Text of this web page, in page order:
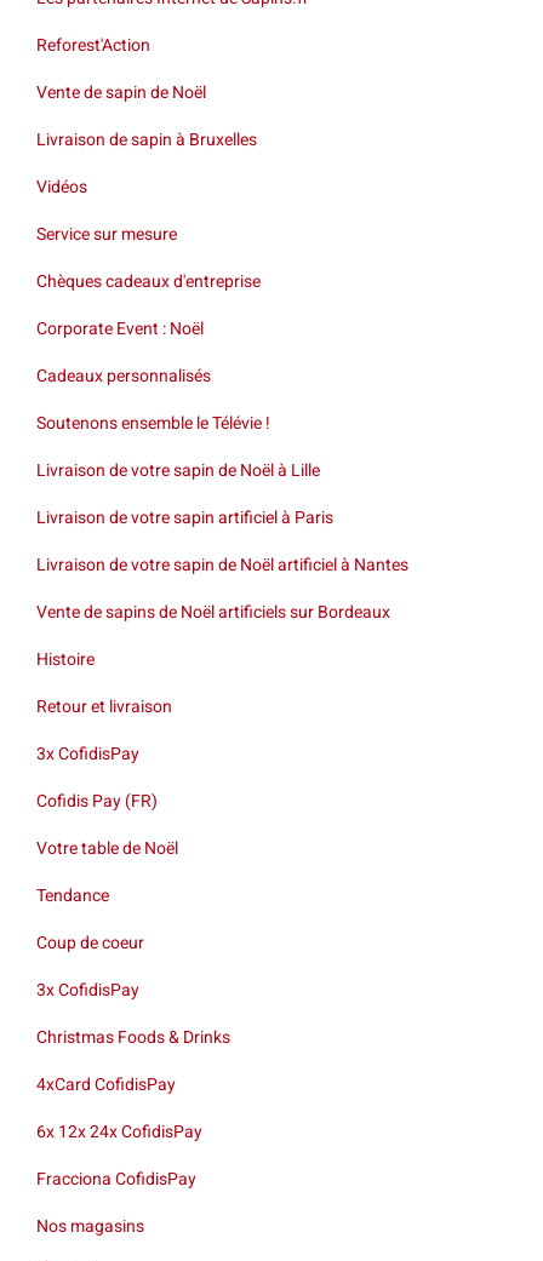
Reforest'Action
Vente de sapin de Noël
Livraison de sapin à Bruxelles
Vidéos
Service sur mesure
Chèques cadeaux d'entreprise
Corporate Event : Noël
Cadeaux personnalisés
Soutenons ensemble le Télévie !
Livraison de votre sapin de Noël à Lille
Livraison de votre sapin artificiel à Paris
Livraison de votre sapin de Noël artificiel à Nantes
Vente de sapins de Noël artificiels sur Bordeaux
Histoire
Retour et livraison
3x CofidisPay
Cofidis Pay (FR)
Votre table de Noël
Tendance
Coup de coeur
3x CofidisPay
Christmas Foods & Drinks
4xCard CofidisPay
6x 12x 24x CofidisPay
Fracciona CofidisPay
Nos magasins